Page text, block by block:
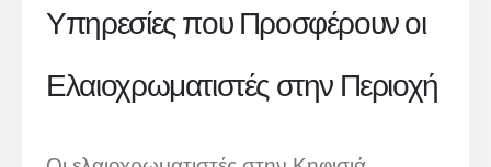
Υπηρεσίες που Προσφέρουν οι
Ελαιοχρωματιστές στην Περιοχή